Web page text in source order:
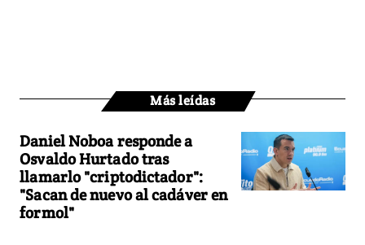
Más leídas
Daniel Noboa responde a
Osvaldo Hurtado tras
llamarlo "criptodictador":
"Sacan de nuevo al cadáver en
formol"